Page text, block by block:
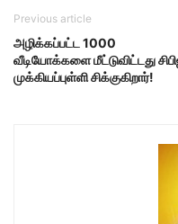
Previous article
அழிக்கப்பட்ட 1000
வீடியோக்களை மீட்டுவிட்டது
முக்கியப்புள்ளி சிக்குகிறார்!